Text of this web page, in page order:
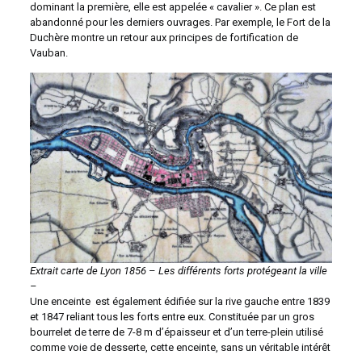
dominant la première, elle est appelée « cavalier ». Ce plan est
abandonné pour les derniers ouvrages. Par exemple, le Fort de la
Duchère montre un retour aux principes de fortification de
Vauban.
Extrait carte de Lyon 1856 – Les différents forts protégeant la ville
–
Une enceinte est également édifiée sur la rive gauche entre 1839
et 1847 reliant tous les forts entre eux. Constituée par un gros
bourrelet de terre de 7-8 m d’épaisseur et d’un terre-plein utilisé
comme voie de desserte, cette enceinte, sans un véritable intérêt